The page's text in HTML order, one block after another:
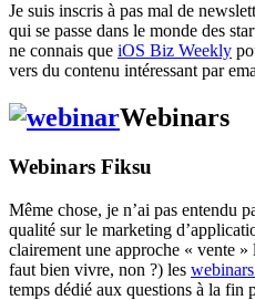
Je suis inscris à pas mal de
qui se passe dans le monde des
ne connais que iOS Biz Weekly
vers du contenu intéressant par
Webinars
Webinars Fiksu
Même chose, je n’ai pas entendu
qualité sur le marketing
clairement une approche « vente
faut bien vivre, non ?) les
temps dédié aux questions à la fin